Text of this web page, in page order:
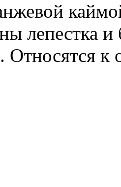
лепестка и
Относятся